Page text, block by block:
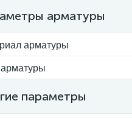
арматуры
арматуры
арматуры
параметры